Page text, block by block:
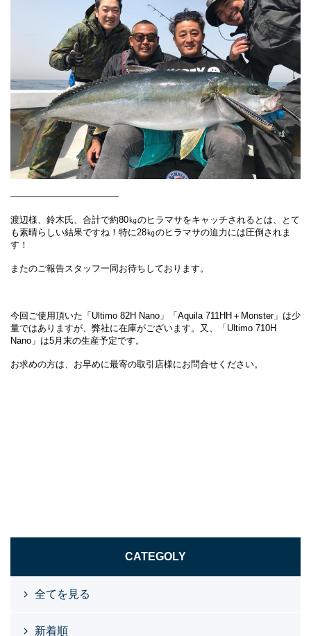
————————————
渡辺様、鈴木氏、合計で約80㎏のヒラマサをキャッチされるとは、とて
も素晴らしい結果ですね！特に28㎏のヒラマサの迫力には圧倒されま
す！
またのご報告スタッフ一同お待ちしております。
今回ご使用頂いた「Ultimo 82H Nano」「Aquila 711HH＋Monster」は少
量ではありますが、弊社に在庫がございます。又、「Ultimo 710H
Nano」は5月末の生産予定です。
お求めの方は、お早めに最寄の取引店様にお問合せください。
CATEGOLY
全てを見る
新着順